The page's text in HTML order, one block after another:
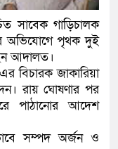
বলতে চাইলাম ফাঁসি
সাবেক গাড়িচালক
অভিযোগে পৃথক দুই
আদালত।
বিচারক জাকারিয়া
রায় ঘোষণার পর
পাঠানোর আদেশ
সম্পদ অর্জন ও